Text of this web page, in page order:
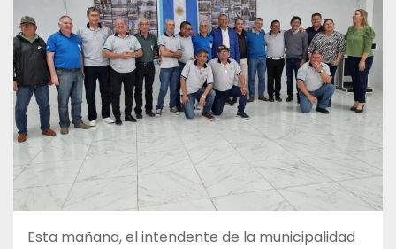
Esta mañana, el intendente de la municipalidad